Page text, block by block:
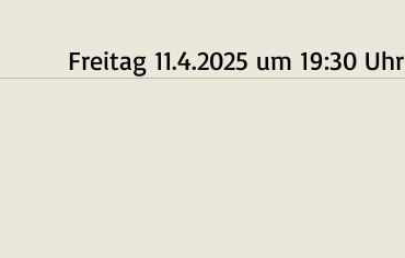
Freitag 11.4.2025 um 19:30 Uhr